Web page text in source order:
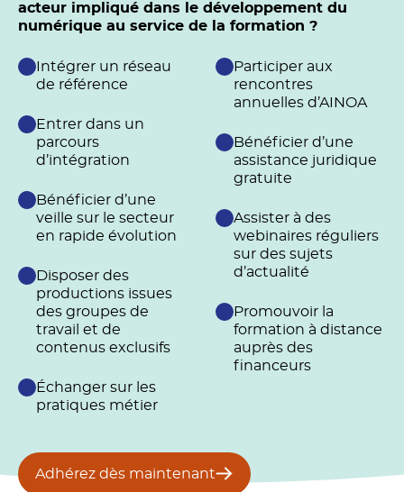
acteur impliqué dans le développement du
numérique au service de la formation ?
Intégrer un réseau
de référence
Entrer dans un
parcours
d’intégration
Bénéficier d’une
veille sur le secteur
en rapide évolution
Disposer des
productions issues
des groupes de
travail et de
contenus exclusifs
Échanger sur les
pratiques métier
Participer aux
rencontres
annuelles d’AINOA
Bénéficier d’une
assistance juridique
gratuite
Assister à des
webinaires réguliers
sur des sujets
d’actualité
Promouvoir la
formation à distance
auprès des
financeurs
Adhérez dès maintenant